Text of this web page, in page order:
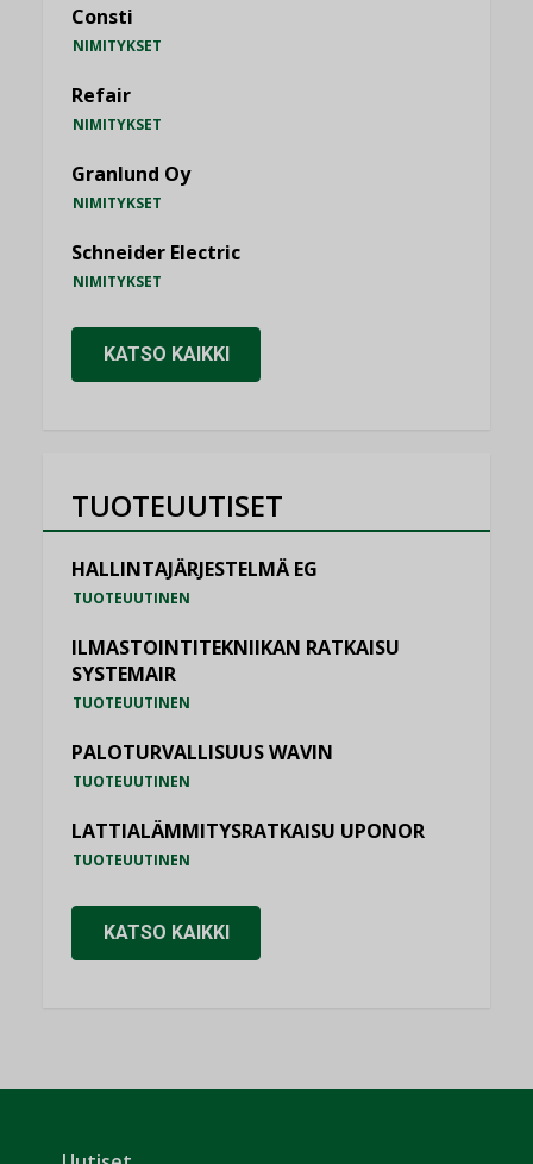
Consti
NIMITYKSET
Refair
NIMITYKSET
Granlund Oy
NIMITYKSET
Schneider Electric
NIMITYKSET
KATSO KAIKKI
TUOTEUUTISET
HALLINTAJÄRJESTELMÄ EG
TUOTEUUTINEN
ILMASTOINTITEKNIIKAN RATKAISU
SYSTEMAIR
TUOTEUUTINEN
PALOTURVALLISUUS WAVIN
TUOTEUUTINEN
LATTIALÄMMITYSRATKAISU UPONOR
TUOTEUUTINEN
KATSO KAIKKI